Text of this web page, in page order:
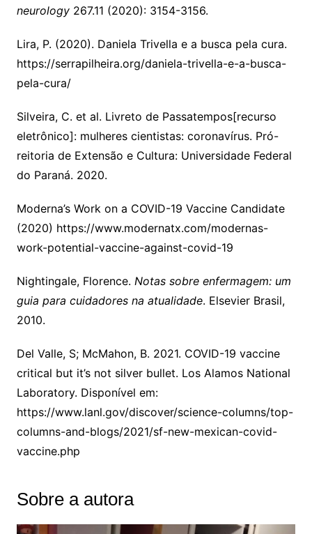
neurology267.11 (2020): 3154-3156.
Lira, P. (2020). Daniela Trivella e a busca pela cura.
https://serrapilheira.org/daniela-trivella-e-a-busca-
pela-cura/
Silveira, C. et al. Livreto de Passatempos[recurso
eletrônico]: mulheres cientistas: coronavírus. Pró-
reitoria de Extensão e Cultura: Universidade Federal
do Paraná. 2020.
Moderna’s Work on a COVID-19 Vaccine Candidate
(2020) https://www.modernatx.com/modernas-
work-potential-vaccine-against-covid-19
Nightingale, Florence. Notas sobre enfermagem: um
guia para cuidadores na atualidade. Elsevier Brasil,
2010.
Del Valle, S; McMahon, B. 2021. COVID-19 vaccine
critical but it’s not silver bullet. Los Alamos National
Laboratory. Disponível em:
https://www.lanl.gov/discover/science-columns/top-
columns-and-blogs/2021/sf-new-mexican-covid-
vaccine.php
Sobre a autora